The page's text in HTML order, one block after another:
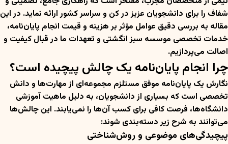
شفاف را برای دانشجویان عزیز در کن و سراسر کشور ارائه نماید. در این
مقاله به بررسی دقیق عوامل مؤثر بر هزینه و قیمت انجام پایان‌نامه،
خدمات تخصصی موسسه سبز انگشتی و تعهدات ما در قبال کیفیت و
اصالت می‌پردازیم.
چرا انجام پایان‌نامه یک چالش پیچیده است؟
نگارش یک پایان‌نامه موفق مستلزم مجموعه‌ای از مهارت‌ها و دانش
تخصصی است که بسیاری از دانشجویان، به دلیل ماهیت آموزشی
دانشگاه‌ها، فرصت کافی برای کسب آن‌ها را نمی‌یابند. این چالش‌ها
می‌توانند به شرح زیر دسته‌بندی شوند:
پیچیدگی‌های موضوعی و روش‌شناختی